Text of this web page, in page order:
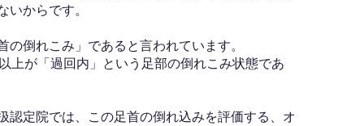
いからです。
倒れこみ」であると言われています。
上が「過回内」という足部の倒れこみ状態であ
認定院では、この足首の倒れ込みを評価する、オ